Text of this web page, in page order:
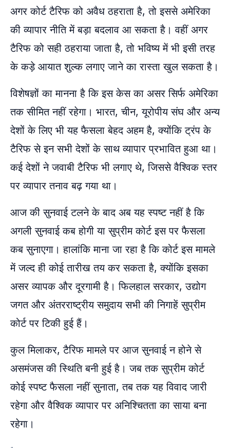
अगर कोर्ट टैरिफ को अवैध ठहराता है, तो इससे अमेरिका
की व्यापार नीति में बड़ा बदलाव आ सकता है। वहीं अगर
टैरिफ को सही ठहराया जाता है, तो भविष्य में भी इसी तरह
के कड़े आयात शुल्क लगाए जाने का रास्ता खुल सकता है।
विशेषज्ञों का मानना है कि इस केस का असर सिर्फ अमेरिका
तक सीमित नहीं रहेगा। भारत, चीन, यूरोपीय संघ और अन्य
देशों के लिए भी यह फैसला बेहद अहम है, क्योंकि ट्रंप के
टैरिफ से इन सभी देशों के साथ व्यापार प्रभावित हुआ था।
कई देशों ने जवाबी टैरिफ भी लगाए थे, जिससे वैश्विक स्तर
पर व्यापार तनाव बढ़ गया था।
आज की सुनवाई टलने के बाद अब यह स्पष्ट नहीं है कि
अगली सुनवाई कब होगी या सुप्रीम कोर्ट इस पर फैसला
कब सुनाएगा। हालांकि माना जा रहा है कि कोर्ट इस मामले
में जल्द ही कोई तारीख तय कर सकता है, क्योंकि इसका
असर व्यापक और दूरगामी है। फिलहाल सरकार, उद्योग
जगत और अंतरराष्ट्रीय समुदाय सभी की निगाहें सुप्रीम
कोर्ट पर टिकी हुई हैं।
कुल मिलाकर, टैरिफ मामले पर आज सुनवाई न होने से
असमंजस की स्थिति बनी हुई है। जब तक सुप्रीम कोर्ट
कोई स्पष्ट फैसला नहीं सुनाता, तब तक यह विवाद जारी
रहेगा और वैश्विक व्यापार पर अनिश्चितता का साया बना
रहेगा।